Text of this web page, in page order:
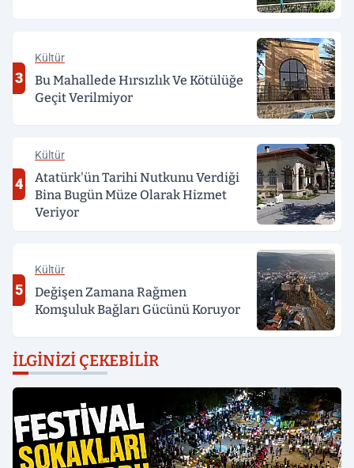
3
Kültür
Bu Mahallede Hırsızlık Ve Kötülüğe
Geçit Verilmiyor
4
Kültür
Atatürk'ün Tarihi Nutkunu Verdiği
Bina Bugün Müze Olarak Hizmet
Veriyor
5
Kültür
Değişen Zamana Rağmen
Komşuluk Bağları Gücünü Koruyor
İLGINIZI ÇEKEBILIR